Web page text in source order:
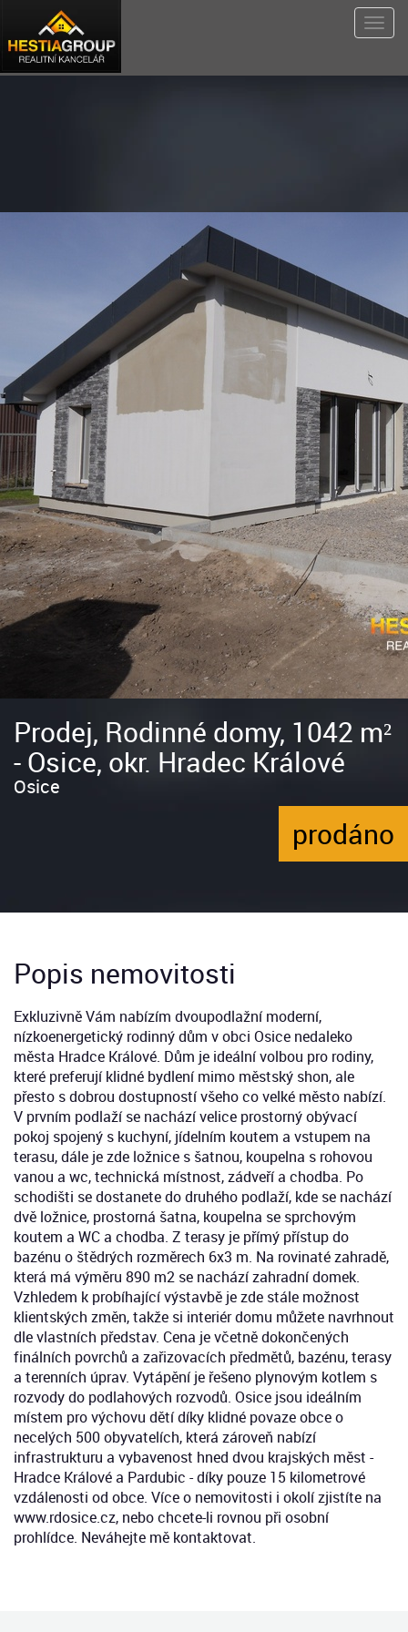
Prodej, Rodinné domy, 1042 m²
- Osice, okr. Hradec Králové
Osice
prodáno
Popis nemovitosti
Exkluzivně Vám nabízím dvoupodlažní moderní,
nízkoenergetický rodinný dům v obci Osice nedaleko
města Hradce Králové. Dům je ideální volbou pro rodiny,
které preferují klidné bydlení mimo městský shon, ale
přesto s dobrou dostupností všeho co velké město nabízí.
V prvním podlaží se nachází velice prostorný obývací
pokoj spojený s kuchyní, jídelním koutem a vstupem na
terasu, dále je zde ložnice s šatnou, koupelna s rohovou
vanou a wc, technická místnost, zádveří a chodba. Po
schodišti se dostanete do druhého podlaží, kde se nachází
dvě ložnice, prostorná šatna, koupelna se sprchovým
koutem a WC a chodba. Z terasy je přímý přístup do
bazénu o štědrých rozměrech 6x3 m. Na rovinaté zahradě,
která má výměru 890 m2 se nachází zahradní domek.
Vzhledem k probíhající výstavbě je zde stále možnost
klientských změn, takže si interiér domu můžete navrhnout
dle vlastních představ. Cena je včetně dokončených
finálních povrchů a zařizovacích předmětů, bazénu, terasy
a terenních úprav. Vytápění je řešeno plynovým kotlem s
rozvody do podlahových rozvodů. Osice jsou ideálním
místem pro výchovu dětí díky klidné povaze obce o
necelých 500 obyvatelích, která zároveň nabízí
infrastrukturu a vybavenost hned dvou krajských měst -
Hradce Králové a Pardubic - díky pouze 15 kilometrové
vzdálenosti od obce. Více o nemovitosti i okolí zjistíte na
www.rdosice.cz, nebo chcete-li rovnou při osobní
prohlídce. Neváhejte mě kontaktovat.